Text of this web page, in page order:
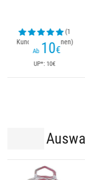
Kundenrezensionen)
Ab 7,10
UP*: 7,10€